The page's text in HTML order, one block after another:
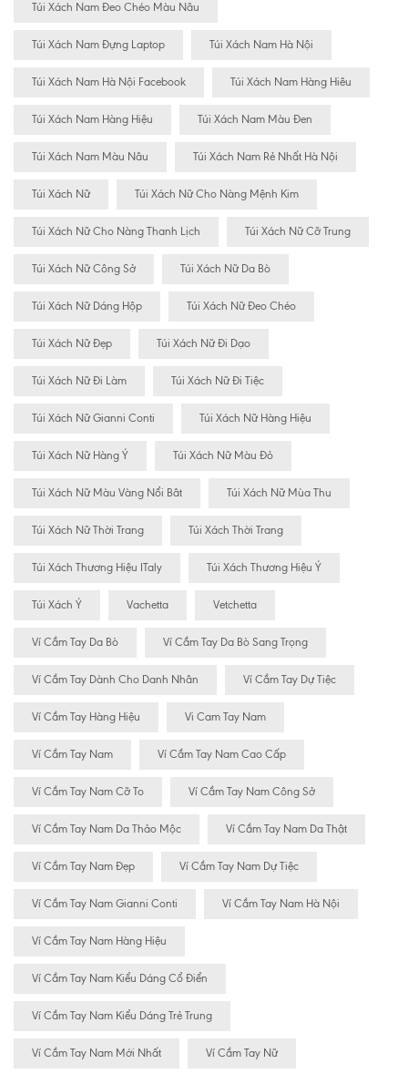
Túi Xách Nam Đeo Chéo Màu Nâu
Túi Xách Nam Đựng Laptop Túi Xách Nam Hà Nội
Túi Xách Nam Hà Nội Facebook Túi Xách Nam Hàng Hiêu
Túi Xách Nam Hàng Hiệu Túi Xách Nam Màu Đen
Túi Xách Nam Màu Nâu Túi Xách Nam Rẻ Nhất Hà Nội
Túi Xách Nữ Túi Xách Nữ Cho Nàng Mệnh Kim
Túi Xách Nữ Cho Nàng Thanh Lịch Túi Xách Nữ Cỡ Trung
Túi Xách Nữ Công Sở Túi Xách Nữ Da Bò
Túi Xách Nữ Dáng Hộp Túi Xách Nữ Đeo Chéo
Túi Xách Nữ Đẹp Túi Xách Nữ Đi Dạo
Túi Xách Nữ Đi Làm Túi Xách Nữ Đi Tiệc
Túi Xách Nữ Gianni Conti Túi Xách Nữ Hàng Hiệu
Túi Xách Nữ Hàng Ý Túi Xách Nữ Màu Đỏ
Túi Xách Nữ Màu Vàng Nổi Bât Túi Xách Nữ Mùa Thu
Túi Xách Nữ Thời Trang Túi Xách Thời Trang
Túi Xách Thương Hiệu ITaly Túi Xách Thương Hiệu Ý
Túi Xách Ý Vachetta Vetchetta
Ví Cầm Tay Da Bò Ví Cầm Tay Da Bò Sang Trọng
Ví Cầm Tay Dành Cho Danh Nhân Ví Cầm Tay Dự Tiệc
Ví Cầm Tay Hàng Hiệu Vi Cam Tay Nam
Ví Cầm Tay Nam Ví Cầm Tay Nam Cao Cấp
Ví Cầm Tay Nam Cỡ To Ví Cầm Tay Nam Công Sở
Ví Cầm Tay Nam Da Thảo Mộc Ví Cầm Tay Nam Da Thật
Ví Cầm Tay Nam Đẹp Ví Cầm Tay Nam Dự Tiệc
Ví Cầm Tay Nam Gianni Conti Ví Cầm Tay Nam Hà Nội
Ví Cầm Tay Nam Hàng Hiệu
Ví Cầm Tay Nam Kiểu Dáng Cổ Điển
Ví Cầm Tay Nam Kiểu Dáng Trẻ Trung
Ví Cầm Tay Nam Mới Nhất Ví Cầm Tay Nữ